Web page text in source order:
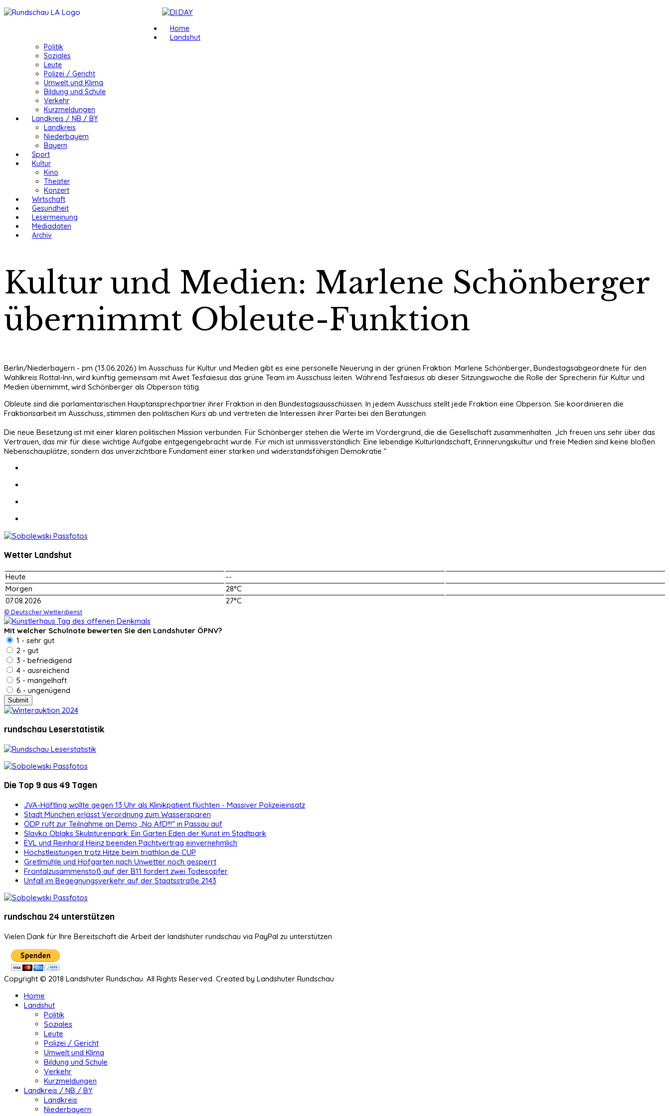
Home
Landshut
Politik
Soziales
Leute
Polizei / Gericht
Umwelt und Klima
Bildung und Schule
Verkehr
Kurzmeldungen
Landkreis / NB / BY
Landkreis
Niederbayern
Bayern
Sport
Kultur
Kino
Theater
Konzert
Wirtschaft
Gesundheit
Lesermeinung
Mediadaten
Archiv
Kultur und Medien: Marlene Schönberger
übernimmt Obleute-Funktion
Berlin/Niederbayern - pm (13.06.2026) Im Ausschuss für Kultur und Medien gibt es eine personelle Neuerung in der grünen Fraktion: Marlene Schönberger, Bundestagsabgeordnete für den
Wahlkreis Rottal-Inn, wird künftig gemeinsam mit Awet Tesfaiesus das grüne Team im Ausschuss leiten. Während Tesfaiesus ab dieser Sitzungswoche die Rolle der Sprecherin für Kultur und
Medien übernimmt, wird Schönberger als Obperson tätig.
Obleute sind die parlamentarischen Hauptansprechpartner ihrer Fraktion in den Bundestagsausschüssen. In jedem Ausschuss stellt jede Fraktion eine Obperson. Sie koordinieren die
Fraktionsarbeit im Ausschuss, stimmen den politischen Kurs ab und vertreten die Interessen ihrer Partei bei den Beratungen.
Die neue Besetzung ist mit einer klaren politischen Mission verbunden. Für Schönberger stehen die Werte im Vordergrund, die die Gesellschaft zusammenhalten. „Ich freuen uns sehr über das
Vertrauen, das mir für diese wichtige Aufgabe entgegengebracht wurde. Für mich ist unmissverständlich: Eine lebendige Kulturlandschaft, Erinnerungskultur und freie Medien sind keine bloßen
Nebenschauplätze, sondern das unverzichtbare Fundament einer starken und widerstandsfähigen Demokratie.“
Wetter Landshut
Heute
--
Morgen
28°C
07.08.2026
27°C
© Deutscher Wetterdienst
Mit welcher Schulnote bewerten Sie den Landshuter ÖPNV?
1 - sehr gut
2 - gut
3 - befriedigend
4 - ausreichend
5 - mangelhaft
6 - ungenügend
rundschau Leserstatistik
Die Top 9 aus 49 Tagen
JVA-Häftling wollte gegen 13 Uhr als Klinikpatient flüchten - Massiver Polizeieinsatz
Stadt München erlässt Verordnung zum Wassersparen
ÖDP ruft zur Teilnahme an Demo „No AfD!!!“ in Passau auf
Slavko Oblaks Skulpturenpark: Ein Garten Eden der Kunst im Stadtpark
EVL und Reinhard Heinz beenden Pachtvertrag einvernehmlich
Höchstleistungen trotz Hitze beim triathlon.de CUP
Gretlmühle und Hofgarten nach Unwetter noch gesperrt
Frontalzusammenstoß auf der B11 fordert zwei Todesopfer
Unfall im Begegnungsverkehr auf der Staatsstraße 2143
rundschau 24 unterstützen
Vielen Dank für Ihre Bereitschaft die Arbeit der landshuter rundschau via PayPal zu unterstützen.
Copyright © 2018 Landshuter Rundschau. All Rights Reserved. Created by Landshuter Rundschau
Home
Landshut
Politik
Soziales
Leute
Polizei / Gericht
Umwelt und Klima
Bildung und Schule
Verkehr
Kurzmeldungen
Landkreis / NB / BY
Landkreis
Niederbayern